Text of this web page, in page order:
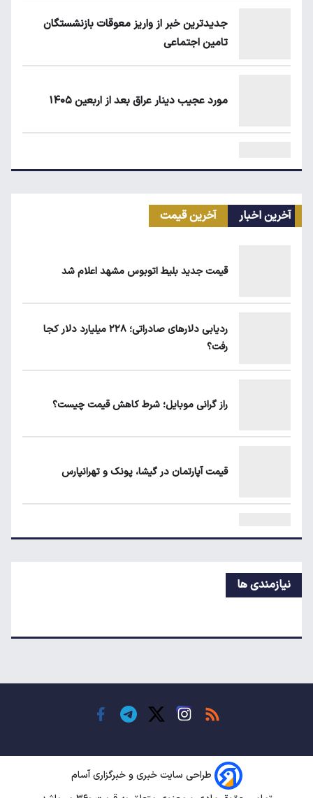
جدیدترین خبر از واریز معوقات بازنشستگان
تامین اجتماعی
مورد عجیب دینار عراق بعد از اربعین ۱۴۰۵
علت افزایش رقم برخی قبوض آب در تابستان
ریزش قیمت خودرو چقدر احتمال دارد؟
ماجرای محدودیت گوشت برزیلی در اروپا
یارانه نقدی و کالابرگ این افراد حذف شد
لبنیات دوباره گران می‌شود؟
آخرین اخبار آخرین قیمت
قیمت جدید بلیط اتوبوس مشهد اعلام شد
ردیابی دلارهای صادراتی؛ ۲۲۸ میلیارد دلار کجا
رفت؟
راز گرانی موبایل؛ شرط کاهش قیمت چیست؟
قیمت آپارتمان در گیشا، پونک و تهرانپارس
حجم ذخایر آب سدهای تهران چقدر است؟
بازگشت تقاضا
نیازمندی ها
طراحی سایت خبری و خبرگزاری آسام